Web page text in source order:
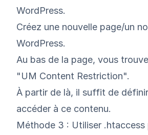
WordPress.
Créez une nouvelle page/un
WordPress.
Au bas de la page, vous
"UM Content Restriction".
À partir de là, il suffit de
accéder à ce contenu.
Méthode 3 : Utiliser